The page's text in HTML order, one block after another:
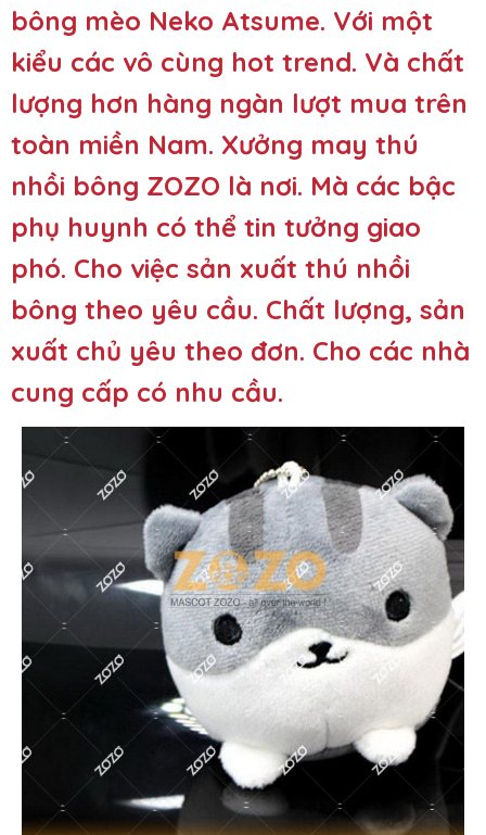
bông mèo Neko Atsume. Với một
kiểu các vô cùng hot trend. Và chất
lượng hơn hàng ngàn lượt mua trên
toàn miền Nam. Xưởng may thú
nhồi bông ZOZO là nơi. Mà các bậc
phụ huynh có thể tin tưởng giao
phó. Cho việc sản xuất thú nhồi
bông theo yêu cầu. Chất lượng, sản
xuất chủ yêu theo đơn. Cho các nhà
cung cấp có nhu cầu.